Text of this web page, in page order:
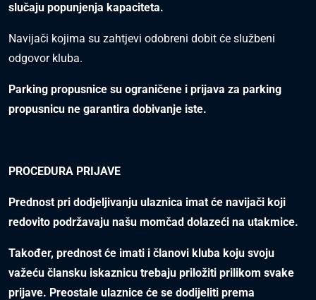
slučaju popunjenja kapaciteta.
Navijači kojima su zahtjevi odobreni dobit će službeni
odgovor kluba.
Parking propusnice su ograničene i prijava za parking
propusnicu ne garantira dobivanje iste.
PROCEDURA PRIJAVE
Prednost pri dodjeljivanju ulaznica imat će navijači koji
redovito podržavaju našu momčad dolazeći na utakmice.
Također, prednost će imati i članovi kluba koju svoju
važeću člansku iskaznicu trebaju priložiti prilikom svake
prijave. Preostale ulaznice će se dodijeliti prema